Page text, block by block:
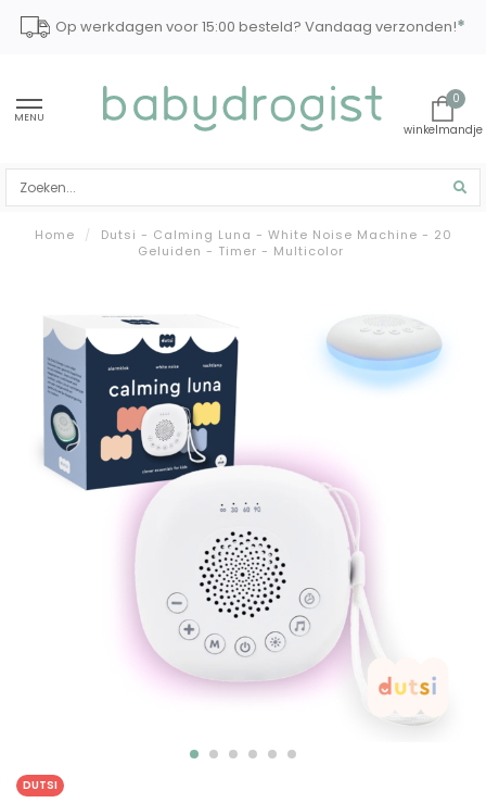
Op werkdagen voor 15:00 besteld? Vandaag verzonden!*
MENU
0
Home /
Dutsi - Calming Luna - White Noise Machine - 20
Geluiden - Timer - Multicolor
DUTSI